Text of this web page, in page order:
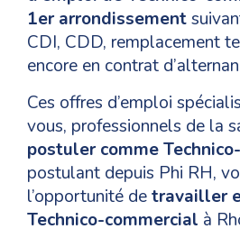
1er arrondissement
CDI, CDD, remplacement
encore en contrat
Ces offres d’emploi
vous, professionnels de la
postuler comme
postulant depuis Phi RH,
l’opportunité detravailler
Technico-commercial à